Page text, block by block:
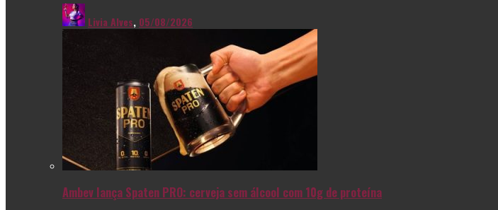
Livia Alves, 05/08/2026
Ambev lança Spaten PRO: cerveja sem álcool com 10g de proteína